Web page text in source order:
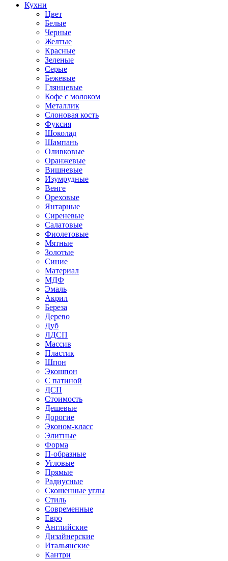
Кухни
Цвет
Белые
Черные
Желтые
Красные
Зеленые
Серые
Бежевые
Глянцевые
Кофе с молоком
Металлик
Слоновая кость
Фуксия
Шоколад
Шампань
Оливковые
Оранжевые
Вишневые
Изумрудные
Венге
Ореховые
Янтарные
Сиреневые
Салатовые
Фиолетовые
Мятные
Золотые
Синие
Материал
МДФ
Эмаль
Акрил
Береза
Дерево
Дуб
ЛДСП
Массив
Пластик
Шпон
Экошпон
С патиной
ДСП
Стоимость
Дешевые
Дорогие
Эконом-класс
Элитные
Форма
П-образные
Угловые
Прямые
Радиусные
Скошенные углы
Стиль
Современные
Евро
Английские
Дизайнерские
Итальянские
Кантри